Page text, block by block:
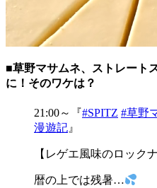
■草野マサムネ、ストレート
に！そのワケは？
21:00～『#SPITZ #草野
漫遊記 』
【レゲエ風味のロック
暦の上では残暑…